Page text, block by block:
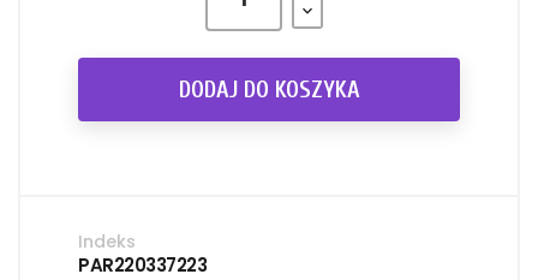
DODAJ DO KOSZYKA
Indeks
PAR220337223